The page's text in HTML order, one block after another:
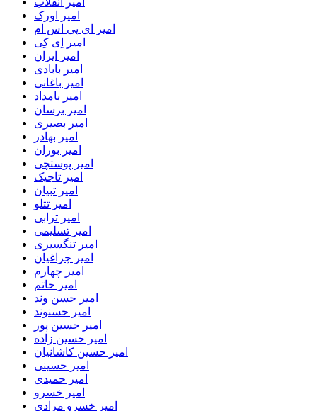
امیر اورک
امیر ای پی اس ام
امیر اِی کِی
امیر ایران
امیر بابادی
امیر باغانی
امیر بامداد
امیر برسان
امیر بصیری
امیر بهادر
امیر بوران
امیر پوستچی
امیر تاجیک
امیر تبیان
امیر تتلو
امیر ترابی
امیر تسلیمی
امیر تنگسیری
امیر چراغیان
امیر چهارم
امیر حاتم
امیر حسن وند
امیر حسنوند
امیر حسین پور
امیر حسین زاده
امیر حسین کاشانیان
امیر حسینی
امیر حمیدی
امیر خسرو
امیر خسرو مرادی